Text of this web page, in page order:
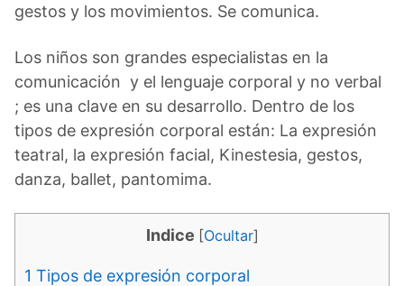
gestos y los movimientos. Se comunica.
Los niños son grandes especialistas en la
comunicación y el lenguaje corporal y no verbal
; es una clave en su desarrollo. Dentro de los
tipos de expresión corporal están: La expresión
teatral, la expresión facial, Kinestesia, gestos,
danza, ballet, pantomima.
Indice [Ocultar]
1 Tipos de expresión corporal